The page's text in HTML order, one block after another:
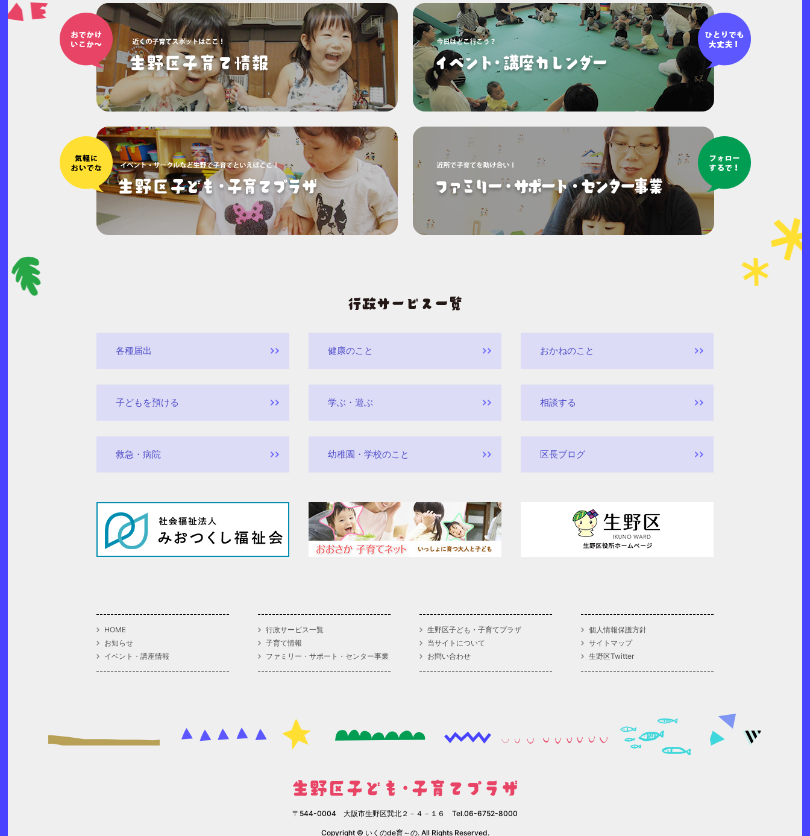
各種届出 健康のこと おかねのこと
子どもを預ける 学ぶ・遊ぶ 相談する
救急・病院 幼稚園・学校のこと 区長ブログ
HOME
お知らせ
イベント・講座情報
行政サービス一覧
子育て情報
ファミリー・サポート・センター事業
生野区子ども・子育てプラザ
当サイトについて
お問い合わせ
個人情報保護方針
サイトマップ
生野区Twitter
〒544-0004 大阪市生野区巽北２－４－１６ Tel.06-6752-8000
Copyright © いくのde育～の. All Rights Reserved.